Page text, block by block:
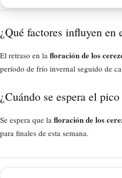
¿Qué factores influyen en
El retraso en la floración de los
período de frío invernal seguido de
¿Cuándo se espera el
Se espera que la floración de los
para finales de esta semana.